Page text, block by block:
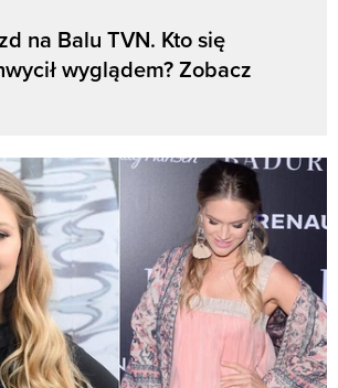
na Balu TVN. Kto się
wyglądem? Zobacz